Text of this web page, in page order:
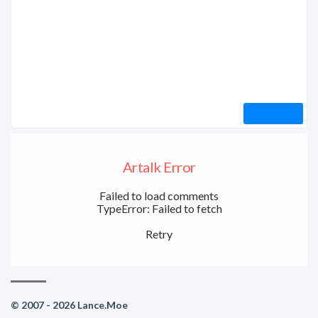
Artalk Error
Failed to load comments
TypeError: Failed to fetch
Retry
© 2007 - 2026 Lance.Moe